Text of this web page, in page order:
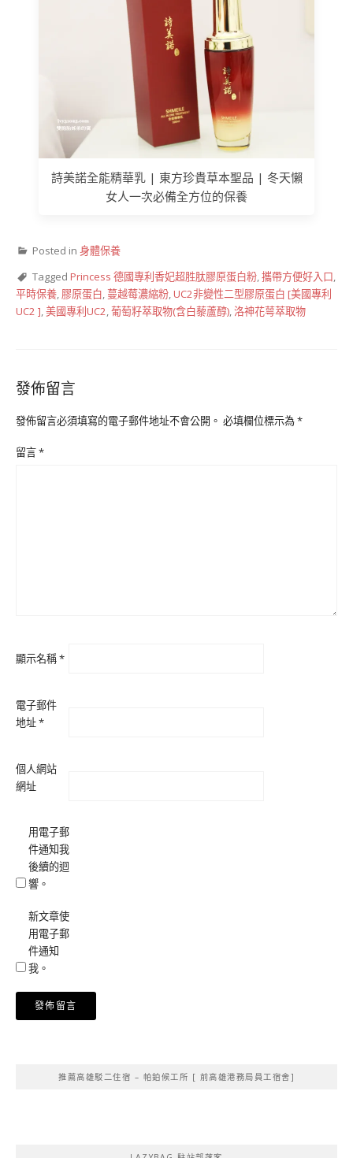
詩美諾全能精華乳 | 東方珍貴草本聖品 | 冬天懶
女人一次必備全方位的保養
Posted in 身體保養
Tagged Princess 德國專利香妃超胜肽膠原蛋白粉,攜帶方便好入口,
平時保養,膠原蛋白,蔓越莓濃縮粉,UC2非變性二型膠原蛋白 [美國專利
UC2 ],美國專利UC2,葡萄籽萃取物(含白藜蘆醇),洛神花萼萃取物
發佈留言
發佈留言必須填寫的電子郵件地址不會公開。 必填欄位標示為*
留言*
顯示名稱*
電子郵件
地址*
個人網站
網址
用電子郵
件通知我
後續的迴
響。
新文章使
用電子郵
件通知
我。
推薦高雄駁二住宿 – 帕鉑候工所 [ 前高雄港務局員工宿舍]